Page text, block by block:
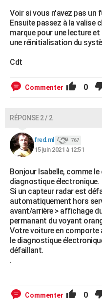
Voir si vous n'avez pas un
Ensuite passez à la valise
marque pour une lecture
une réinitialisation du
Cdt
Commenter 0
RÉPONSE 2 / 2
fred.ml 767
15 juin 2021 à 12:51
Bonjour Isabelle, comme
diagnostique électronique.
Si un capteur radar est
automatiquement hors
avant/arrière > affichage
permanant du voyant
Votre voiture en comporte
le diagnostique
défaillant.
.
Commenter 0